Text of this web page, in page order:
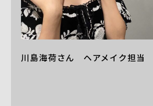
川島海荷さん ヘアメイク担当